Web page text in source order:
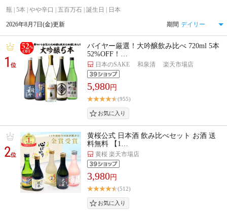
瓶 | 5本 | やや辛口 | 五百万石 | 誕生日 | 日本
2026年8月7日(金)更新 期間
1位
バイヤー厳選！大吟醸飲み比べ 720ml 5本
52%OFF！…
日本のSAKE 和泉清 楽天市場店
5,980円
(955)
2位
黄桜公式 日本酒 飲み比べセット お酒 送
料無料 【1…
黄桜 楽天市場店
3,980円
(512)